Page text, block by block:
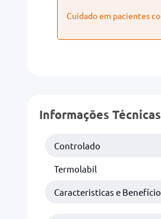
Cuidado em pacientes
Informações Técnicas
Controlado
Termolabil
Caracteristicas e